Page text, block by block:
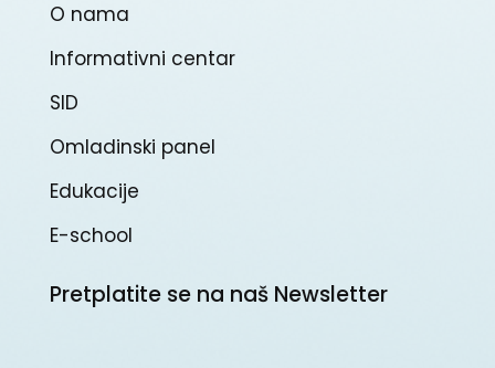
O nama
Informativni centar
SID
Omladinski panel
Edukacije
E-school
Pretplatite se na naš Newsletter